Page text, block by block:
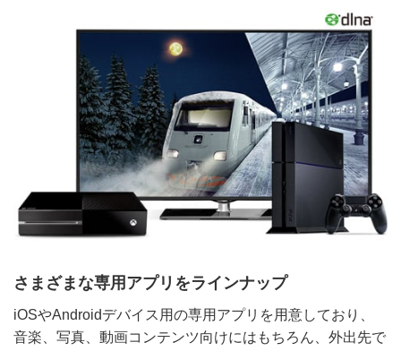
さまざまな専用アプリをラインナップ
iOSやAndroidデバイス用の専用アプリを用意しており、
音楽、写真、動画コンテンツ向けにはもちろん、外出先で